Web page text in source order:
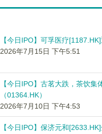
【今日IPO】可孚医疗
2026年7月15日 下午5:51
【今日IPO】古茗大跌，茶饮集
（01364.HK）
2026年7月10日 下午4:53
【今日IPO】保济元和